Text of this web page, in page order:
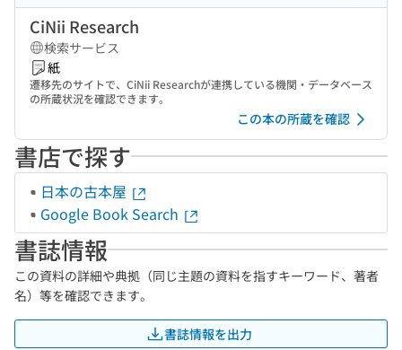
CiNii Research
検索サービス
紙
遷移先のサイトで、CiNii Researchが連携している機関・データベース
の所蔵状況を確認できます。
この本の所蔵を確認
書店で探す
日本の古本屋
Google Book Search
書誌情報
この資料の詳細や典拠（同じ主題の資料を指すキーワード、著者
名）等を確認できます。
書誌情報を出力